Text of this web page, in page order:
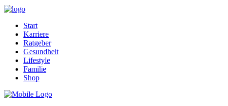
Start
Karriere
Ratgeber
Gesundheit
Lifestyle
Familie
Shop